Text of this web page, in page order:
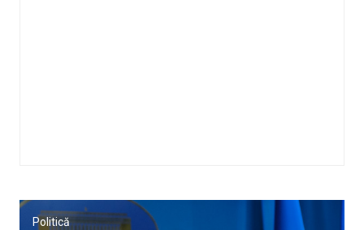
Politică